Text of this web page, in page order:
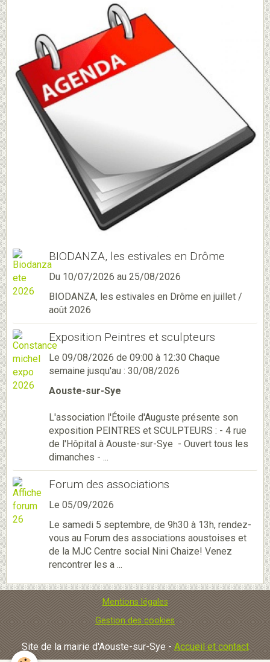
BIODANZA, les estivales en Drôme
Du 10/07/2026 au 25/08/2026
BIODANZA, les estivales en Drôme en juillet /
août 2026
Exposition Peintres et sculpteurs
Le 09/08/2026 de 09:00 à 12:30 Chaque
semaine jusqu'au : 30/08/2026
Aouste-sur-Sye
L'association l'Étoile d'Auguste présente son
exposition PEINTRES et SCULPTEURS : - 4 rue
de l'Hôpital à Aouste-sur-Sye - Ouvert tous les
dimanches - ...
Forum des associations
Le 05/09/2026
Le samedi 5 septembre, de 9h30 à 13h, rendez-
vous au Forum des associations aoustoises et
de la MJC Centre social Nini Chaize! Venez
rencontrer les a ...
Mentions légales
Gestion des cookies
Site de la mairie d'Aouste-sur-Sye - Accueil et contact